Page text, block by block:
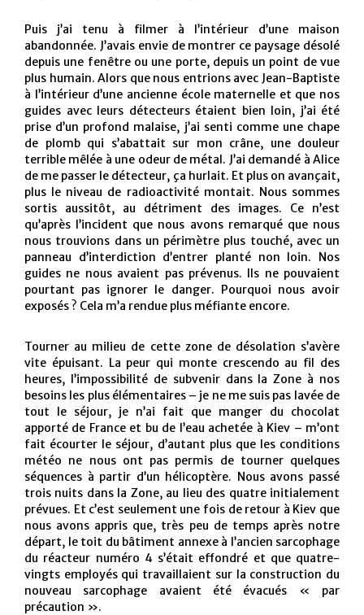
Puis j’ai tenu à filmer à l’intérieur d’une maison
abandonnée. J’avais envie de montrer ce paysage désolé
depuis une fenêtre ou une porte, depuis un point de vue
plus humain. Alors que nous entrions avec Jean-Baptiste
à l’intérieur d’une ancienne école maternelle et que nos
guides avec leurs détecteurs étaient bien loin, j’ai été
prise d’un profond malaise, j’ai senti comme une chape
de plomb qui s’abattait sur mon crâne, une douleur
terrible mêlée à une odeur de métal. J’ai demandé à Alice
de me passer le détecteur, ça hurlait. Et plus on avançait,
plus le niveau de radioactivité montait. Nous sommes
sortis aussitôt, au détriment des images. Ce n’est
qu’après l’incident que nous avons remarqué que nous
nous trouvions dans un périmètre plus touché, avec un
panneau d’interdiction d’entrer planté non loin. Nos
guides ne nous avaient pas prévenus. Ils ne pouvaient
pourtant pas ignorer le danger. Pourquoi nous avoir
exposés ? Cela m’a rendue plus méfiante encore.
Tourner au milieu de cette zone de désolation s’avère
vite épuisant. La peur qui monte crescendo au fil des
heures, l’impossibilité de subvenir dans la Zone à nos
besoins les plus élémentaires – je ne me suis pas lavée de
tout le séjour, je n’ai fait que manger du chocolat
apporté de France et bu de l’eau achetée à Kiev – m’ont
fait écourter le séjour, d’autant plus que les conditions
météo ne nous ont pas permis de tourner quelques
séquences à partir d’un hélicoptère. Nous avons passé
trois nuits dans la Zone, au lieu des quatre initialement
prévues. Et c’est seulement une fois de retour à Kiev que
nous avons appris que, très peu de temps après notre
départ, le toit du bâtiment annexe à l’ancien sarcophage
du réacteur numéro 4 s’était effondré et que quatre-
vingts employés qui travaillaient sur la construction du
nouveau sarcophage avaient été évacués « par
précaution ».